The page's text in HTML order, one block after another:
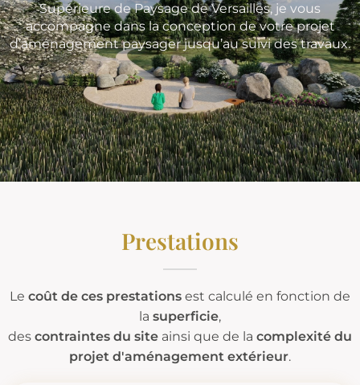
Supérieure de Paysage de Versailles, je vous
accompagne dans la conception de votre projet
d’aménagement paysager jusqu’au suivi des travaux.
Prestations
Le coût de ces prestations est calculé en fonction de
la superficie,
des contraintes du site ainsi que de la complexité du
projet d'aménagement extérieur.